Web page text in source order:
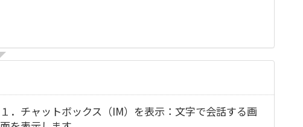
１．チャットボックス（IM）を表示：文字で会話する画